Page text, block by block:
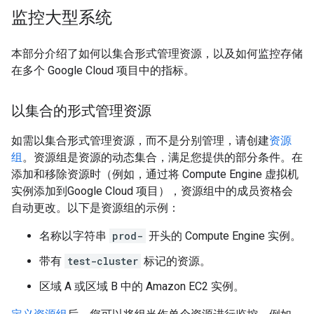
监控大型系统
本部分介绍了如何以集合形式管理资源，以及如何监控存储
在多个 Google Cloud 项目中的指标。
以集合的形式管理资源
如需以集合形式管理资源，而不是分别管理，请创建资源
组。 资源组是资源的动态集合，满足您提供的部分条件。在
添加和移除资源时（例如，通过将 Compute Engine 虚拟机
实例添加到Google Cloud 项目），资源组中的成员资格会
自动更改。以下是资源组的示例：
名称以字符串 prod- 开头的 Compute Engine 实例。
带有 test-cluster 标记的资源。
区域 A 或区域 B 中的 Amazon EC2 实例。